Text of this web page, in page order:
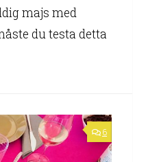
majs med
du testa detta
6